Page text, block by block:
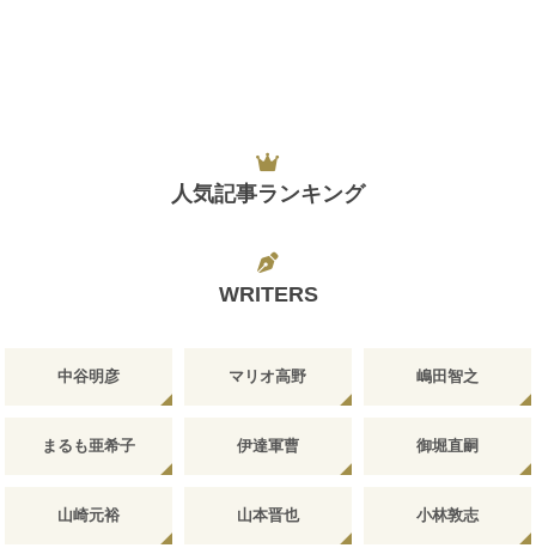
人気記事ランキング
WRITERS
中谷明彦 マリオ高野 嶋田智之
まるも亜希子 伊達軍曹 御堀直嗣
山崎元裕 山本晋也 小林敦志